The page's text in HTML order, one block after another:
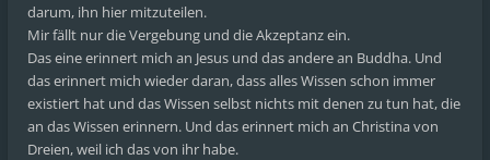
darum, ihn hier mitzuteilen.
Mir fällt nur die Vergebung und die Akzeptanz ein.
Das eine erinnert mich an Jesus und das andere an Buddha. Und
das erinnert mich wieder daran, dass alles Wissen schon immer
existiert hat und das Wissen selbst nichts mit denen zu tun hat, die
an das Wissen erinnern. Und das erinnert mich an Christina von
Dreien, weil ich das von ihr habe.